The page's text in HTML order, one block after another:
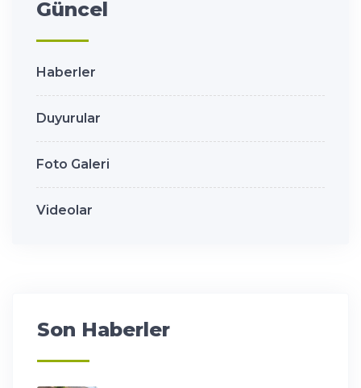
Güncel
Haberler
Duyurular
Foto Galeri
Videolar
Son Haberler